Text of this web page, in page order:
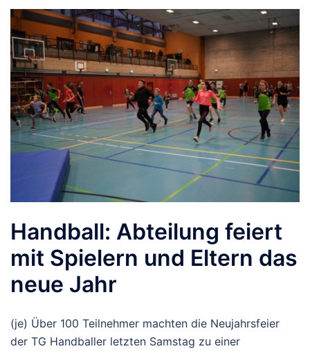
Handball: Abteilung feiert
mit Spielern und Eltern das
neue Jahr
(je) Über 100 Teilnehmer machten die Neujahrsfeier
der TG Handballer letzten Samstag zu einer